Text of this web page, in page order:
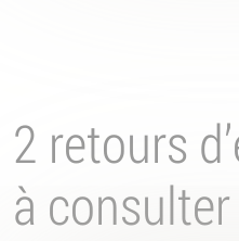
2 retours
à consulter